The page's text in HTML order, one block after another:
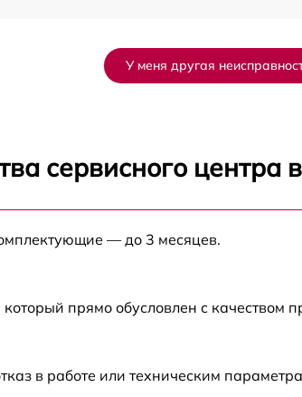
от 60 мин
У меня другая
сервисного центра
— до 3 месяцев.
прямо обусловлен с качеством
в работе или техническим